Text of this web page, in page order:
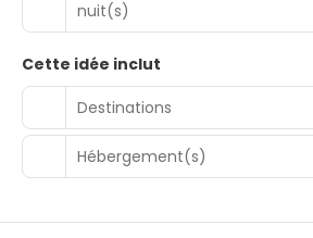
la cuisine la plus raffinée et des
touche finale à cette retraite, située à
heure et demie de route de Rome.
Natural Spa & Golf Resort est
Hotels of the World, Signature,
nuit(s)
Cette idée inclut
Destinations
Hébergement(s)